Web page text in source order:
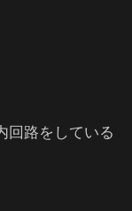
回路をしている